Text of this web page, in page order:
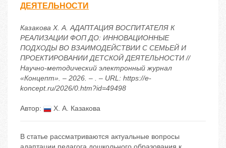
ДЕЯТЕЛЬНОСТИ
Казакова Х. А. АДАПТАЦИЯ ВОСПИТАТЕЛЯ К
РЕАЛИЗАЦИИ ФОП ДО: ИННОВАЦИОННЫЕ
ПОДХОДЫ ВО ВЗАИМОДЕЙСТВИИ С СЕМЬЕЙ И
ПРОЕКТИРОВАНИИ ДЕТСКОЙ ДЕЯТЕЛЬНОСТИ //
Научно-методический электронный журнал
«Концепт». – 2026. – . – URL: https://e-
koncept.ru/2026/0.htm?id=49498
Автор: Х. А. Казакова
В статье рассматриваются актуальные вопросы